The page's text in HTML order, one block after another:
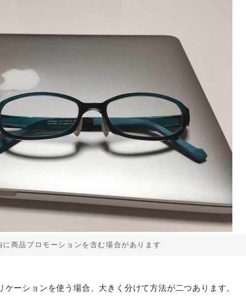
に商品プロモーションを含む場合があります
ーションを使う場合、大きく分けて方法が二つあります。